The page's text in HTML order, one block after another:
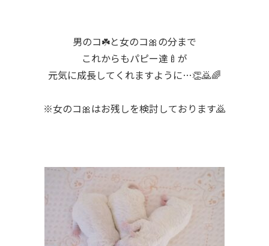
男のコ☘️と女のコ🎀の分まで
これからもパピー達🍼が
元気に成長してくれますように…👏🙇🌈
※女のコ🎀はお残しを検討しております🙇